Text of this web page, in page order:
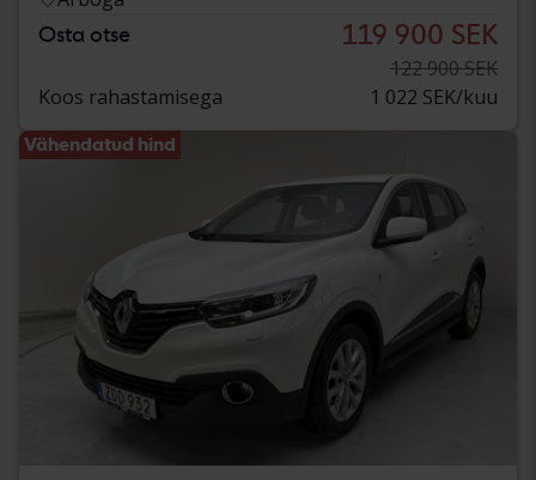
Osta otse 119 900 SEK
122 900 SEK
Koos rahastamisega
1 022 SEK/kuu
Vähendatud hind